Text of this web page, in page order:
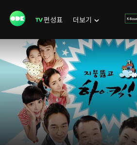
편성표 더보기